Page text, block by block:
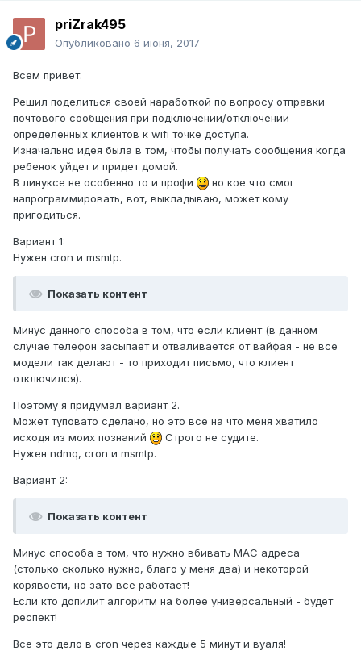
priZrak495
Опубликовано 6 июня, 2017
Всем привет.
Решил поделиться своей наработкой по вопросу отправки
почтового сообщения при подключении/отключении
определенных клиентов к wifi точке доступа.
Изначально идея была в том, чтобы получать сообщения когда
ребенок уйдет и придет домой.
В линуксе не особенно то и профи
но кое что смог
напрограммировать, вот, выкладываю, может кому
пригодиться.
Вариант 1:
Нужен cron и msmtp.
Показать контент
Минус данного способа в том, что если клиент (в данном
случае телефон засыпает и отваливается от вайфая - не все
модели так делают - то приходит письмо, что клиент
отключился).
Поэтому я придумал вариант 2.
Может туповато сделано, но это все на что меня хватило
исходя из моих познаний
Строго не судите.
Нужен ndmq, cron и msmtp.
Вариант 2:
Показать контент
Минус способа в том, что нужно вбивать MAC адреса
(столько сколько нужно, благо у меня два) и некоторой
корявости, но зато все работает!
Если кто допилит алгоритм на более универсальный - будет
респект!
Все это дело в cron через каждые 5 минут и вуаля!